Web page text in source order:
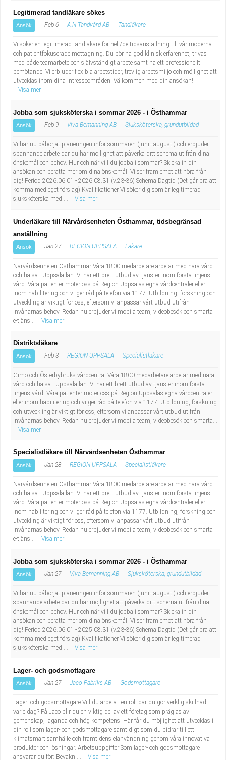
Legitimerad tandläkare sökes
Ansök Feb 6 A.N Tandvård AB Tandläkare
Vi söker en legitimerad tandläkare för hel-/deltidsanställning till vår moderna
och patientfokuserade mottagning. Du bör ha god klinisk erfarenhet, trivas
med både teamarbete och självständigt arbete samt ha ett professionellt
bemötande. Vi erbjuder flexibla arbetstider, trevlig arbetsmiljö och möjlighet att
utvecklas inom dina intresseområden. Välkommen med din ansökan!
Visa mer
Jobba som sjuksköterska i sommar 2026 - i Östhammar
Ansök Feb 9 Viva Bemanning AB Sjuksköterska, grundutbildad
Vi har nu påbörjat planeringen inför sommaren (juni–augusti) och erbjuder
spännande arbete där du har möjlighet att påverka ditt schema utifrån dina
önskemål och behov. Hur och när vill du jobba i sommar? Skicka in din
ansökan och berätta mer om dina önskemål. Vi ser fram emot att höra från
dig! Period 2026.06.01 - 2026.08.31 (v.23-36) Schema Dagtid (Det går bra att
komma med eget förslag) Kvalifikationer Vi söker dig som är legitimerad
sjuksköterska med ...
Visa mer
Underläkare till Närvårdsenheten Östhammar, tidsbegränsad
anställning
Ansök Jan 27 REGION UPPSALA Läkare
Närvårdsenheten Östhammar Våra 1800 medarbetare arbetar med nära vård
och hälsa i Uppsala län. Vi har ett brett utbud av tjänster inom första linjens
vård. Våra patienter möter oss på Region Uppsalas egna vårdcentraler eller
inom habilitering och vi ger råd på telefon via 1177. Utbildning, forskning och
utveckling är viktigt för oss, eftersom vi anpassar vårt utbud utifrån
invånarnas behov. Redan nu erbjuder vi mobila team, videobesök och smarta
e-tjäns...
Visa mer
Distriktsläkare
Ansök Feb 3 REGION UPPSALA Specialistläkare
Gimo och Österbybruks vårdcentral Våra 1800 medarbetare arbetar med nära
vård och hälsa i Uppsala län. Vi har ett brett utbud av tjänster inom första
linjens vård. Våra patienter möter oss på Region Uppsalas egna vårdcentraler
eller inom habilitering och vi ger råd på telefon via 1177. Utbildning, forskning
och utveckling är viktigt för oss, eftersom vi anpassar vårt utbud utifrån
invånarnas behov. Redan nu erbjuder vi mobila team, videobesök och smarta...
Visa mer
Specialistläkare till Närvårdsenheten Östhammar
Ansök Jan 28 REGION UPPSALA Specialistläkare
Närvårdsenheten Östhammar Våra 1800 medarbetare arbetar med nära vård
och hälsa i Uppsala län. Vi har ett brett utbud av tjänster inom första linjens
vård. Våra patienter möter oss på Region Uppsalas egna vårdcentraler eller
inom habilitering och vi ger råd på telefon via 1177. Utbildning, forskning och
utveckling är viktigt för oss, eftersom vi anpassar vårt utbud utifrån
invånarnas behov. Redan nu erbjuder vi mobila team, videobesök och smarta
e-tjäns...
Visa mer
Jobba som sjuksköterska i sommar 2026 - i Östhammar
Ansök Jan 27 Viva Bemanning AB Sjuksköterska, grundutbildad
Vi har nu påbörjat planeringen inför sommaren (juni–augusti) och erbjuder
spännande arbete där du har möjlighet att påverka ditt schema utifrån dina
önskemål och behov. Hur och när vill du jobba i sommar? Skicka in din
ansökan och berätta mer om dina önskemål. Vi ser fram emot att höra från
dig! Period 2026.06.01 - 2025.08.31 (v.23-36) Schema Dagtid (Det går bra att
komma med eget förslag) Kvalifikationer Vi söker dig som är legitimerad
sjuksköterska med ...
Visa mer
Lager- och godsmottagare
Ansök Jan 27 Jaco Fabriks AB Godsmottagare
Lager- och godsmottagare Vill du arbeta i en roll där du gör verklig skillnad
varje dag? På Jaco blir du en viktig del av ett företag som präglas av
gemenskap, laganda och hög kompetens. Här får du möjlighet att utvecklas i
din roll som lager- och godsmottagare samtidigt som du bidrar till ett
klimatsmart samhälle och framtidens elanvändning genom våra innovativa
produkter och lösningar. Arbetsuppgifter Som lager- och godsmottagare
ansvarar du för: Bevakni...
Visa mer